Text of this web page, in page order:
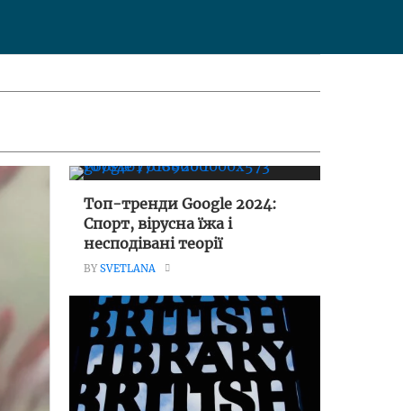
Топ-тренди Google 2024:
Спорт, вірусна їжа і
несподівані теорії
BYSVETLANA